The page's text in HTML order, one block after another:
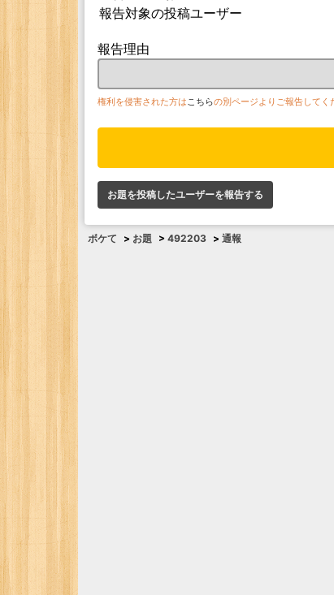
報告対象の投稿ユーザー
報告理由
権利を侵害された方はこちらの別ページよりご報告してく
お題を投稿したユーザーを報告する
ボケて > お題 > 492203 > 通報